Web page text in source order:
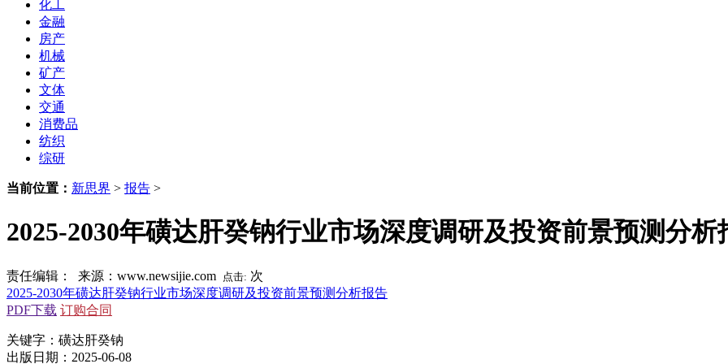
化工
金融
房产
机械
矿产
文体
交通
消费品
纺织
综研
当前位置： 新思界 > 报告 >
2025-2030年磺达肝癸钠行业市场深度调研及投资前景预测分析
责任编辑： 来源：www.newsijie.com 点击: 次
2025-2030年磺达肝癸钠行业市场深度调研及投资前景预测分析报告
PDF下载 订购合同
关键字：磺达肝癸钠
出版日期：2025-06-08